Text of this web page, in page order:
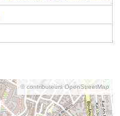
© contributeurs OpenStreetMap